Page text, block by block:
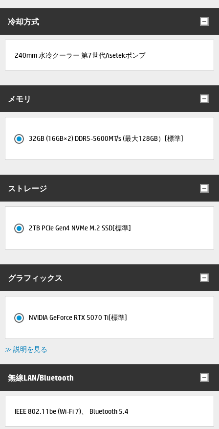
冷却方式
240mm 水冷クーラー 第7世代Asetekポンプ
メモリ
32GB (16GB×2) DDR5-5600MT/s (最大128GB）[標準]
ストレージ
2TB PCIe Gen4 NVMe M.2 SSD[標準]
グラフィックス
NVIDIA GeForce RTX 5070 Ti[標準]
≫ 説明を見る
無線LAN/Bluetooth
IEEE 802.11be (Wi-Fi 7)、 Bluetooth 5.4